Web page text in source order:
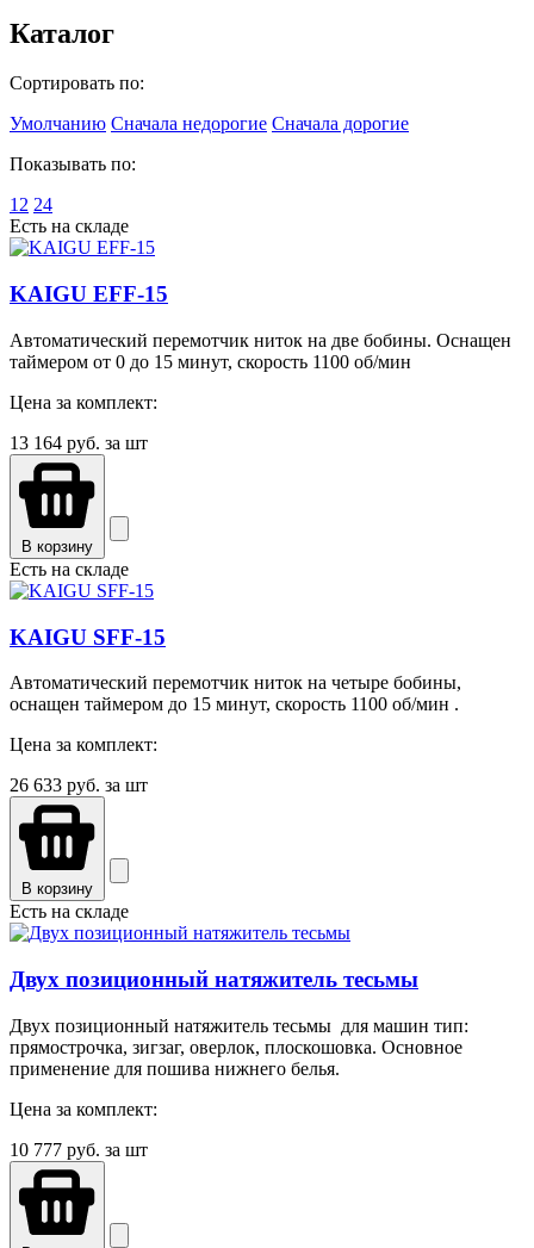
Каталог
Сортировать по:
Умолчанию Сначала недорогие Сначала дорогие
Показывать по:
12 24
Есть на складе
KAIGU EFF-15
Автоматический перемотчик ниток на две бобины. Оснащен
таймером от 0 до 15 минут, скорость 1100 об/мин
Цена за комплект:
13 164 руб. за шт
В корзину
Есть на складе
KAIGU SFF-15
Автоматический перемотчик ниток на четыре бобины,
оснащен таймером до 15 минут, скорость 1100 об/мин .
Цена за комплект:
26 633 руб. за шт
В корзину
Есть на складе
Двух позиционный натяжитель тесьмы
Двух позиционный натяжитель тесьмы для машин тип:
прямострочка, зигзаг, оверлок, плоскошовка. Основное
применение для пошива нижнего белья.
Цена за комплект:
10 777 руб. за шт